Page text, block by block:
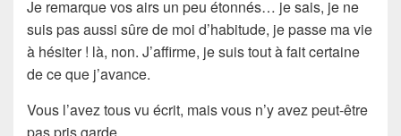
Je remarque vos airs un peu étonnés… je sais, je ne
suis pas aussi sûre de moi d’habitude, je passe ma vie
à hésiter ! là, non. J’affirme, je suis tout à fait certaine
de ce que j’avance.
Vous l’avez tous vu écrit, mais vous n’y avez peut-être
pas pris garde.